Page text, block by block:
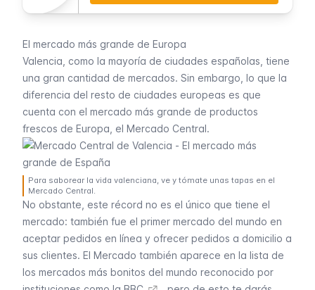
El mercado más grande de Europa
Valencia, como la mayoría de ciudades españolas, tiene
una gran cantidad de mercados. Sin embargo, lo que la
diferencia del resto de ciudades europeas es que
cuenta con el mercado más grande de productos
frescos de Europa, el Mercado Central.
Para saborear la vida valenciana, ve y tómate unas tapas en el
Mercado Central.
No obstante, este récord no es el único que tiene el
mercado: también fue el primer mercado del mundo en
aceptar pedidos en línea y ofrecer pedidos a domicilio a
sus clientes. El Mercado también aparece en la lista de
los mercados más bonitos del mundo reconocido por